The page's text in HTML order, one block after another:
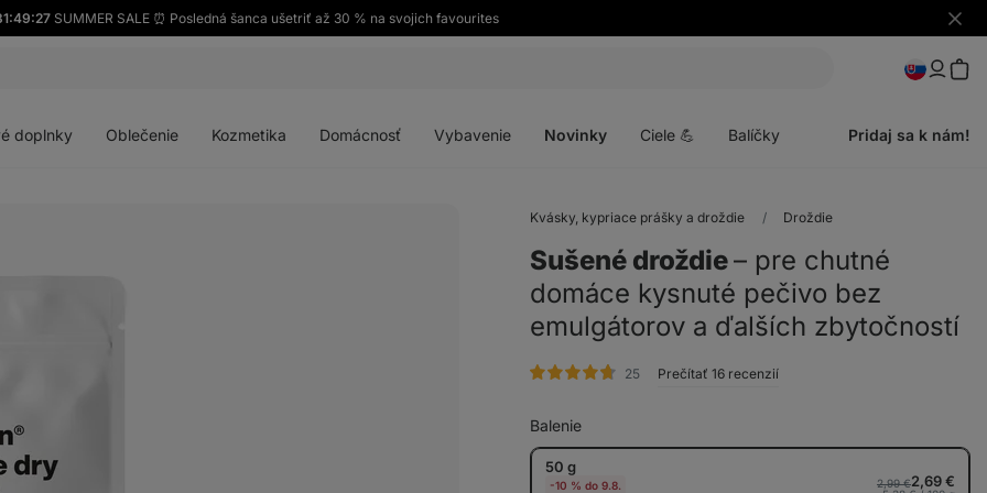
SUMMER SALE ⏰ Posledná šanca ušetriť až 30 % na svojich favourites
Skryť
doplnky Oblečenie Kozmetika Domácnosť Vybavenie Novinky Ciele 💪 Balíčky Pridaj sa k nám!
Kvásky, kypriace prášky a droždie Droždie
Sušené droždie⁠–⁠ pre chutné
domáce kysnuté pečivo bez
emulgátorov a ďalších zbytočností
25hodnotenie
Prečítať 16 recenzií
Balenie
50 g
-10 % do 9.8. 2,99 €2,69 €